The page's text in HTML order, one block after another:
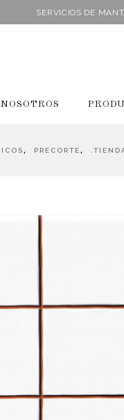
SERVICIOS DE
NOSOTROS
, PRECORTE,